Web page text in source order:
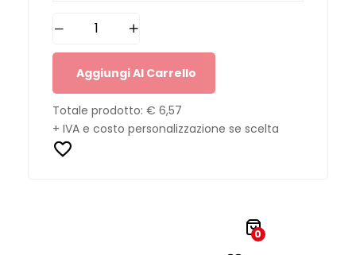
Aggiungi Al Carrello
Totale prodotto: € 6,57
+ IVA e costo personalizzazione se scelta
0